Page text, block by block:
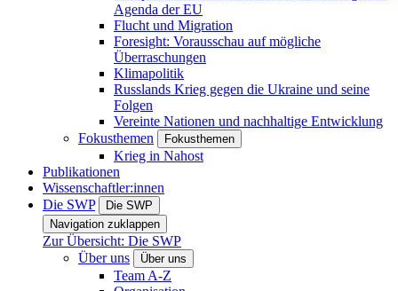
Agenda der EU
Flucht und Migration
Foresight: Vorausschau auf mögliche
Überraschungen
Klimapolitik
Russlands Krieg gegen die Ukraine und seine
Folgen
Vereinte Nationen und nachhaltige Entwicklung
Fokusthemen
Fokusthemen
Krieg in Nahost
Publikationen
Wissenschaftler:innen
Die SWP
Die SWP
Navigation zuklappen
Zur Übersicht: Die SWP
Über uns
Über uns
Team A-Z